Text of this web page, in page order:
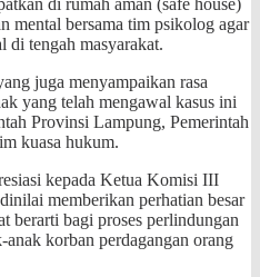
mental bersama tim psikolog agar
di tengah masyarakat.
juga menyampaikan rasa
yang telah mengawal kasus ini
Provinsi Lampung, Pemerintah
kuasa hukum.
kepada Ketua Komisi III
memberikan perhatian besar
berarti bagi proses perlindungan
korban perdagangan orang